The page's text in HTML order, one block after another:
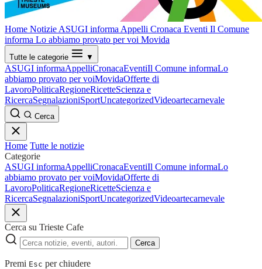
Home Notizie ASUGI informa Appelli Cronaca Eventi Il Comune
informa Lo abbiamo provato per voi Movida
Tutte le categorie ▼
ASUGI informaAppelliCronacaEventiIl Comune informaLo
abbiamo provato per voiMovidaOfferte di
LavoroPoliticaRegioneRicetteScienza e
RicercaSegnalazioniSportUncategorizedVideoartecarnevale
Cerca
Home Tutte le notizie
Categorie
ASUGI informaAppelliCronacaEventiIl Comune informaLo
abbiamo provato per voiMovidaOfferte di
LavoroPoliticaRegioneRicetteScienza e
RicercaSegnalazioniSportUncategorizedVideoartecarnevale
Cerca su Trieste Cafe
Cerca
Premi Esc per chiudere